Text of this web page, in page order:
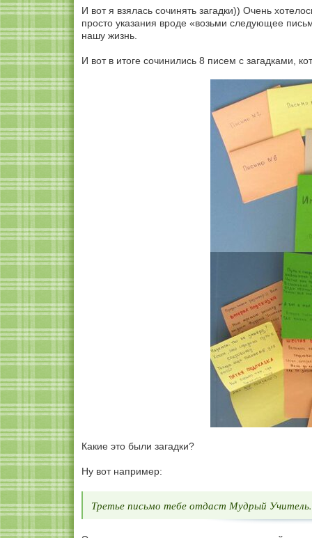
И вот я взялась сочинять загадки)) Очень
просто указания вроде «возьми следующее
нашу жизнь.
И вот в итоге сочинились 8 писем с загадками,
Какие это были загадки?
Ну вот например:
Третье письмо тебе отдаст Мудрый